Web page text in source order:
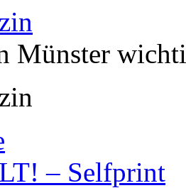
Münster
– Selfprint